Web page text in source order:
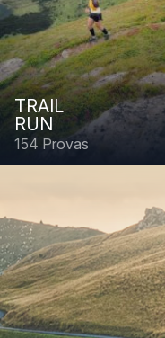
TRAIL
RUN
154 Provas